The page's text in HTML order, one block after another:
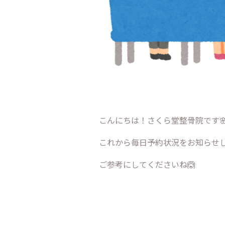
こんにちは！さくら堂整骨院です
これから毎日予約状況をお知らせ
ご参考にしてくださいね🙆